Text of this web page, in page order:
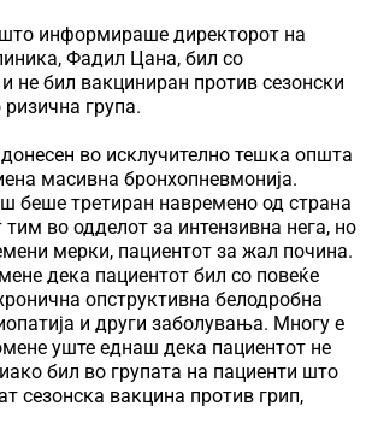
информираше директорот на
Фадил Цана, бил со
не бил вакциниран против сезонски
група.
во исклучително тешка општа
масивна бронхопневмонија.
беше третиран навремено од страна
во одделот за интензивна нега, но
мерки, пациентот за жал почина.
дека пациентот бил со повеќе
опструктивна белодробна
и други заболувања. Многу е
уште еднаш дека пациентот не
бил во групата на пациенти што
сезонска вакцина против грип,